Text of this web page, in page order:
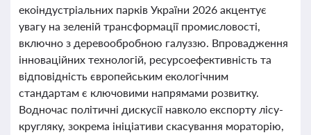
екоіндустріальних парків України 2026 акцентує
увагу на зеленій трансформації промисловості,
включно з деревообробною галуззю. Впровадження
інноваційних технологій, ресурсоефективність та
відповідність європейським екологічним
стандартам є ключовими напрямами розвитку.
Водночас політичні дискусії навколо експорту лісу-
кругляку, зокрема ініціативи скасування мораторію,